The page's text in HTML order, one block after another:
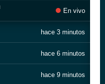
En vivo
hace 3 minutos
hace 6 minutos
hace 9 minutos